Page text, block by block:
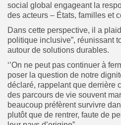
social global engageant la
des acteurs – États, familles et
Dans cette perspective, il a
politique inclusive”, réunissant
autour de solutions durables.
‘’On ne peut pas continuer à
poser la question de notre
déclaré, rappelant que derrière
des parcours de vie souvent
beaucoup préfèrent survivre
plutôt que de rentrer, faute de